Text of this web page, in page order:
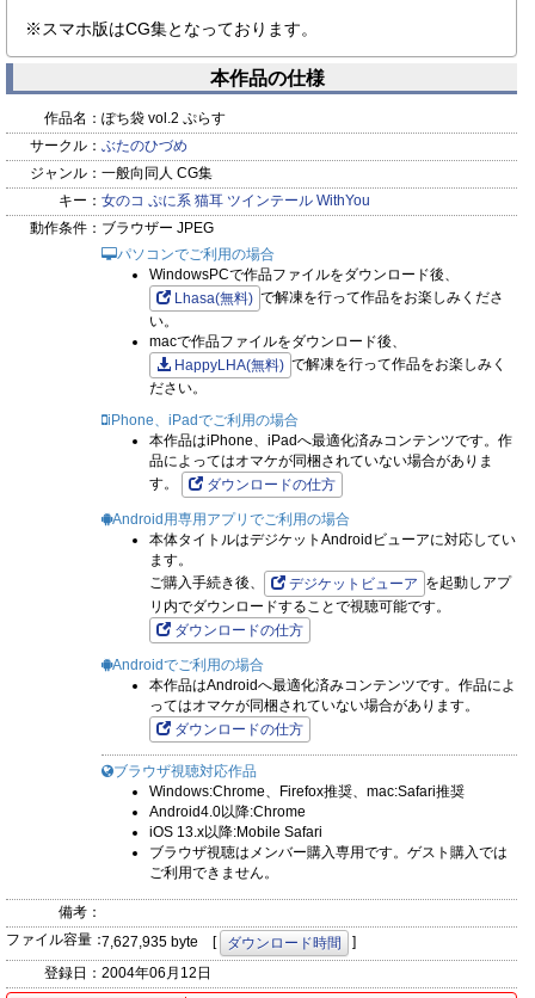
※スマホ版はCG集となっております。
本作品の仕様
作品名： ぽち袋 vol.2 ぷらす
サークル： ぶたのひづめ
ジャンル： 一般向同人 CG集
キー： 女のコ ぷに系 猫耳 ツインテール WithYou
動作条件： ブラウザー JPEG
パソコンでご利用の場合
WindowsPCで作品ファイルをダウンロード後、
Lhasa(無料) で解凍を行って作品をお楽しみくださ
い。
macで作品ファイルをダウンロード後、
HappyLHA(無料) で解凍を行って作品をお楽しみく
ださい。
iPhone、iPadでご利用の場合
本作品はiPhone、iPadへ最適化済みコンテンツです。作
品によってはオマケが同梱されていない場合がありま
す。
ダウンロードの仕方
Android用専用アプリでご利用の場合
本体タイトルはデジケットAndroidビューアに対応してい
ます。
ご購入手続き後、
デジケットビューア を起動しアプ
リ内でダウンロードすることで視聴可能です。
ダウンロードの仕方
Androidでご利用の場合
本作品はAndroidへ最適化済みコンテンツです。作品によ
ってはオマケが同梱されていない場合があります。
ダウンロードの仕方
ブラウザ視聴対応作品
Windows:Chrome、Firefox推奨、mac:Safari推奨
Android4.0以降:Chrome
iOS 13.x以降:Mobile Safari
ブラウザ視聴はメンバー購入専用です。ゲスト購入では
ご利用できません。
備考：
ファイル容量：7,627,935 byte [ ダウンロード時間
]
登録日： 2004年06月12日